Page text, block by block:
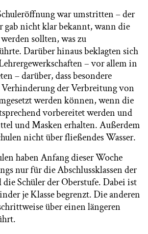
war umstritten – der
nicht klar bekannt, wann die
sollten, was zu
Darüber hinaus beklagten sich
– vor allem in
– darüber, dass besondere
der Verbreitung von
werden können, wenn die
vorbereitet werden und
und Masken erhalten. Außerdem
nicht über fließendes Wasser.
haben Anfang dieser Woche
nur für die Abschlussklassen der
Schüler der Oberstufe. Dabei ist
je Klasse begrenzt. Die anderen
über einen längeren